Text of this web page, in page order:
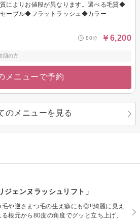
によりお値段が異なります。選べる毛質◆
セーブル◆フラットラッシュ◆カラー
80分 ￥6,200
回の方
メニューで予約
のメニューを見る
ェンヌラッシュリフト」
毛や逆さまつ毛の生え癖にも◎!!綺麗に見え
る根元から80度の角度でグッと立ち上げ、